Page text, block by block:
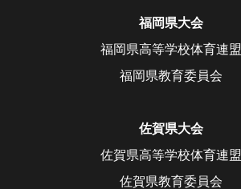
福岡県大会
福岡県高等学校体育連盟
福岡県教育委員会
佐賀県大会
佐賀県高等学校体育連盟
佐賀県教育委員会